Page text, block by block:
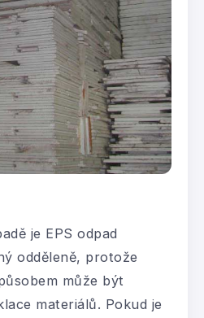
je EPS odpad
odděleně, protože
může být
materiálů. Pokud je